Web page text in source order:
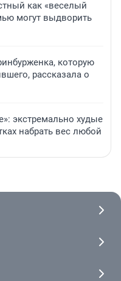
как «веселый
могут выдворить
которую
рассказала о
экстремально худые
набрать вес любой